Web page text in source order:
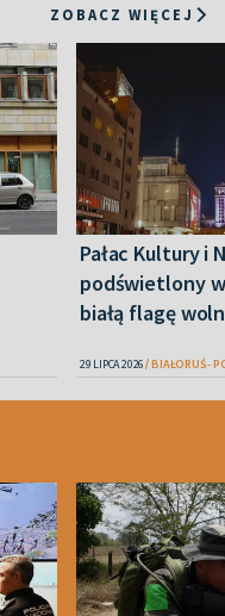
ZOBACZ WIĘCEJ
Pałac Kultury i
podświetlony
białą flagę
29 LIPCA 2026 BIAŁORUŚ -